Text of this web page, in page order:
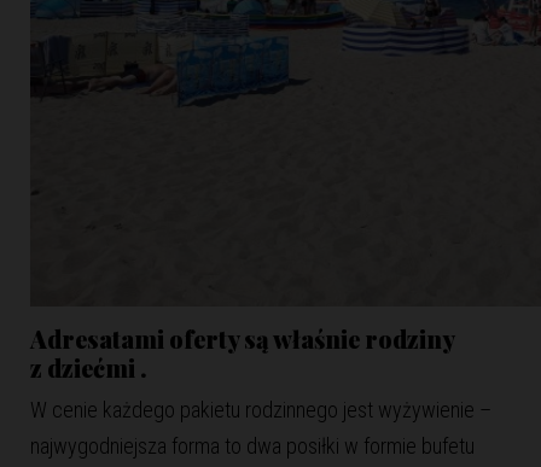
Adresatami oferty są właśnie rodziny
z dziećmi .
W cenie każdego pakietu rodzinnego jest wyżywienie –
najwygodniejsza forma to dwa posiłki w formie bufetu